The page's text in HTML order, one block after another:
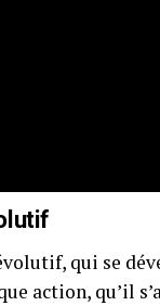
qui se
action, qu’il